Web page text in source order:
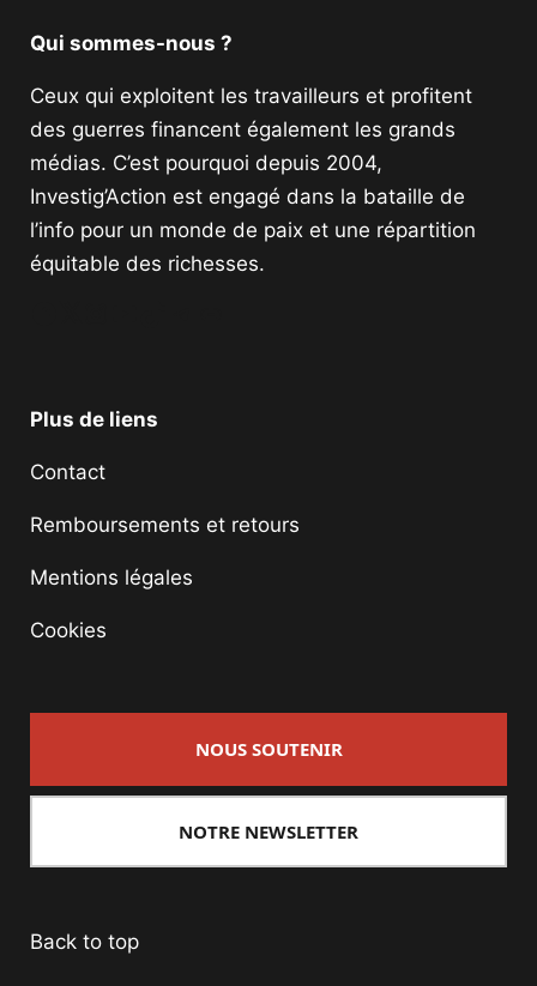
Qui sommes-nous ?
Ceux qui exploitent les travailleurs et profitent
des guerres financent également les grands
médias. C’est pourquoi depuis 2004,
Investig’Action est engagé dans la bataille de
l’info pour un monde de paix et une répartition
équitable des richesses.
Plus de liens
Contact
Remboursements et retours
Mentions légales
Cookies
NOUS SOUTENIR
NOTRE NEWSLETTER
Back to top